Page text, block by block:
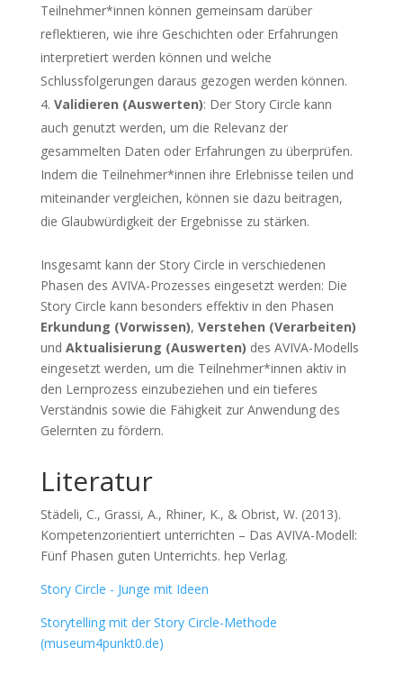
Teilnehmer*innen können gemeinsam darüber
reflektieren, wie ihre Geschichten oder Erfahrungen
interpretiert werden können und welche
Schlussfolgerungen daraus gezogen werden können.
Validieren (Auswerten): Der Story Circle kann
auch genutzt werden, um die Relevanz der
gesammelten Daten oder Erfahrungen zu überprüfen.
Indem die Teilnehmer*innen ihre Erlebnisse teilen und
miteinander vergleichen, können sie dazu beitragen,
die Glaubwürdigkeit der Ergebnisse zu stärken.
Insgesamt kann der Story Circle in verschiedenen
Phasen des AVIVA-Prozesses eingesetzt werden: Die
Story Circle kann besonders effektiv in den Phasen
Erkundung (Vorwissen), Verstehen (Verarbeiten)
und Aktualisierung (Auswerten) des AVIVA-Modells
eingesetzt werden, um die Teilnehmer*innen aktiv in
den Lernprozess einzubeziehen und ein tieferes
Verständnis sowie die Fähigkeit zur Anwendung des
Gelernten zu fördern.
Literatur
Städeli, C., Grassi, A., Rhiner, K., & Obrist, W. (2013).
Kompetenzorientiert unterrichten – Das AVIVA-Modell:
Fünf Phasen guten Unterrichts. hep Verlag.
Story Circle - Junge mit Ideen
Storytelling mit der Story Circle-Methode
(museum4punkt0.de)